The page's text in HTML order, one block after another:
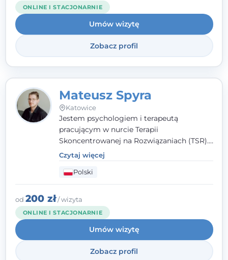
niż dotąd.
ONLINE I STACJONARNIE
Umów wizytę
Zobacz profil
Mateusz Spyra
Katowice
Jestem psychologiem i terapeutą
pracującym w nurcie Terapii
Skoncentrowanej na Rozwiązaniach (TSR).
Towarzyszę młodzieży i dorosłym z
empatią, zrozumieniem i bez oceniania.
Daję przestrzeń do bycia sobą, bo wiem, że
w każdym człowieku jest coś wyjątkowego.
Czytaj więcej
Polski
od 200 zł/ wizyta
ONLINE I STACJONARNIE
Umów wizytę
Zobacz profil